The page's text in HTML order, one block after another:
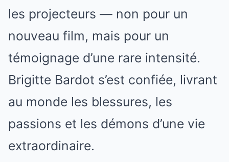
les projecteurs — non pour un
nouveau film, mais pour un
témoignage d’une rare intensité.
Brigitte Bardot s’est confiée, livrant
au monde les blessures, les
passions et les démons d’une vie
extraordinaire.